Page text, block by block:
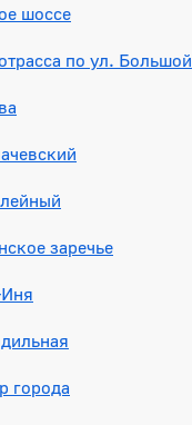
шоссе
по ул. Большой
заречье
города